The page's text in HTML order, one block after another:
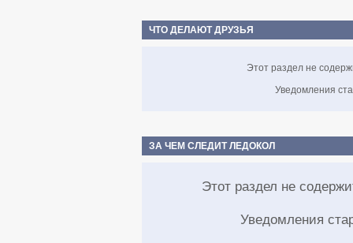
ЧТО ДЕЛАЮТ ДРУЗЬЯ
Этот раздел не
Уведомления
ЗА ЧЕМ СЛЕДИТ ЛЕДОКОЛ
Этот раздел не
Уведомления